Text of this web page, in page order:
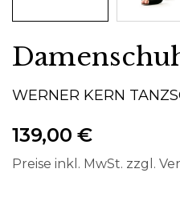
WERNER KERN
139,00 €
Preise inkl. MwSt. zzgl.